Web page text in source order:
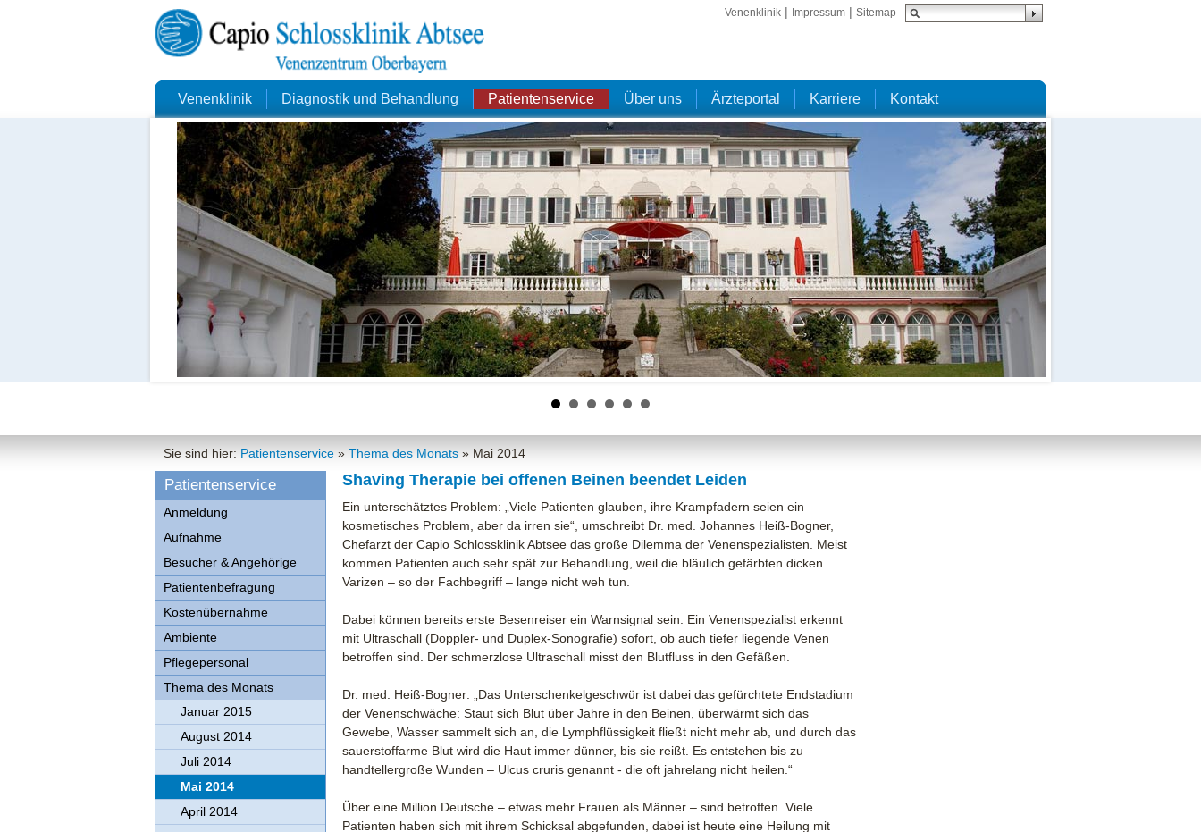
Venenklinik | Impressum | Sitemap
Venenklinik Diagnostik und Behandlung Patientenservice Über uns Ärzteportal Karriere Kontakt
Sie sind hier: Patientenservice » Thema des Monats » Mai 2014
Patientenservice
Anmeldung
Aufnahme
Besucher & Angehörige
Patientenbefragung
Kostenübernahme
Ambiente
Pflegepersonal
Thema des Monats
Januar 2015
August 2014
Juli 2014
Mai 2014
April 2014
Shaving Therapie bei offenen Beinen beendet Leiden
Ein unterschätztes Problem: „Viele Patienten glauben, ihre Krampfadern seien ein
kosmetisches Problem, aber da irren sie“, umschreibt Dr. med. Johannes Heiß-Bogner,
Chefarzt der Capio Schlossklinik Abtsee das große Dilemma der Venenspezialisten. Meist
kommen Patienten auch sehr spät zur Behandlung, weil die bläulich gefärbten dicken
Varizen – so der Fachbegriff – lange nicht weh tun.
Dabei können bereits erste Besenreiser ein Warnsignal sein. Ein Venenspezialist erkennt
mit Ultraschall (Doppler- und Duplex-Sonografie) sofort, ob auch tiefer liegende Venen
betroffen sind. Der schmerzlose Ultraschall misst den Blutfluss in den Gefäßen.
Dr. med. Heiß-Bogner: „Das Unterschenkelgeschwür ist dabei das gefürchtete Endstadium
der Venenschwäche: Staut sich Blut über Jahre in den Beinen, überwärmt sich das
Gewebe, Wasser sammelt sich an, die Lymphflüssigkeit fließt nicht mehr ab, und durch das
sauerstoffarme Blut wird die Haut immer dünner, bis sie reißt. Es entstehen bis zu
handtellergroße Wunden – Ulcus cruris genannt - die oft jahrelang nicht heilen.“
Über eine Million Deutsche – etwas mehr Frauen als Männer – sind betroffen. Viele
Patienten haben sich mit ihrem Schicksal abgefunden, dabei ist heute eine Heilung mit